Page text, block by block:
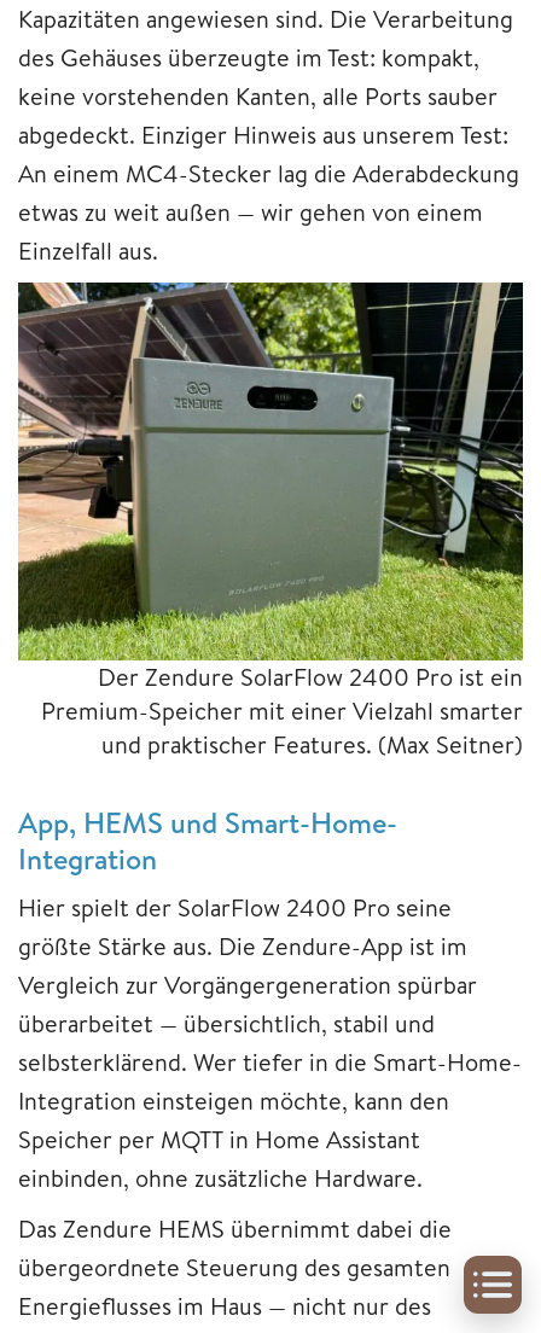
Kapazitäten angewiesen sind. Die Verarbeitung
des Gehäuses überzeugte im Test: kompakt,
keine vorstehenden Kanten, alle Ports sauber
abgedeckt. Einziger Hinweis aus unserem Test:
An einem MC4-Stecker lag die Aderabdeckung
etwas zu weit außen — wir gehen von einem
Einzelfall aus.
Der Zendure SolarFlow 2400 Pro ist ein
Premium-Speicher mit einer Vielzahl smarter
und praktischer Features. (Max Seitner)
App, HEMS und Smart-Home-
Integration
Hier spielt der SolarFlow 2400 Pro seine
größte Stärke aus. Die Zendure-App ist im
Vergleich zur Vorgängergeneration spürbar
überarbeitet — übersichtlich, stabil und
selbsterklärend. Wer tiefer in die Smart-Home-
Integration einsteigen möchte, kann den
Speicher per MQTT in Home Assistant
einbinden, ohne zusätzliche Hardware.
Das Zendure HEMS übernimmt dabei die
übergeordnete Steuerung des gesamten
Energieflusses im Haus — nicht nur des